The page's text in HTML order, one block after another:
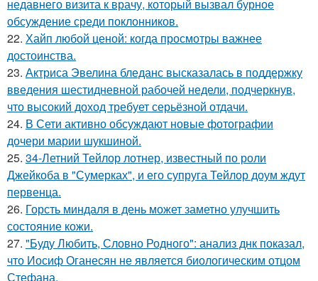
недавнего визита к врачу, который вызвал бурное
обсуждение среди поклонников.
22. Хайп любой ценой: когда просмотры важнее
достоинства.
23. Актриса Эвелина бледанс высказалась в поддержку
введения шестидневной рабочей недели, подчеркнув,
что высокий доход требует серьёзной отдачи.
24. В Сети активно обсуждают новые фотографии
дочери марии шукшиной.
25. 34-Летний Тейлор лотнер, известный по роли
Джейкоба в "Сумерках", и его супруга Тейлор доум ждут
первенца.
26. Горсть миндаля в день может заметно улучшить
состояние кожи.
27. "Буду Любить, Словно Родного": анализ днк показал,
что Иосиф Оганесян не является биологическим отцом
Стефана.